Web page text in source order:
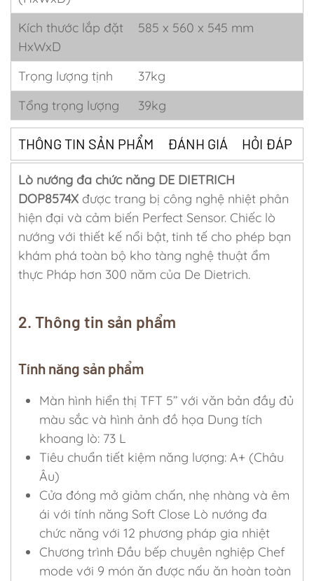
Kích thước lắp đặt
HxWxD
585 x 560 x 545 mm
Trọng lượng tịnh
37kg
Tổng trọng lượng
39kg
THÔNG TIN SẢN PHẨM ĐÁNH GIÁ HỎI ĐÁP
Lò nướng đa chức năng DE DIETRICH
DOP8574X được trang bị công nghệ nhiệt phân
hiện đại và cảm biến Perfect Sensor. Chiếc lò
nướng với thiết kế nổi bật, tinh tế cho phép bạn
khám phá toàn bộ kho tàng nghệ thuật ẩm
thực Pháp hơn 300 năm của De Dietrich.
2. Thông tin sản phẩm
Tính năng sản phẩm
Màn hình hiển thị TFT 5’’ với văn bản đầy đủ
màu sắc và hình ảnh đồ họa Dung tích
khoang lò: 73 L
Tiêu chuẩn tiết kiệm năng lượng: A+ (Châu
Âu)
Cửa đóng mở giảm chấn, nhẹ nhàng và êm
ái với tính năng Soft Close Lò nướng đa
chức năng với 12 phương pháp gia nhiệt
Chương trình Đầu bếp chuyên nghiệp Chef
mode với 9 món ăn được nấu ăn hoàn toàn